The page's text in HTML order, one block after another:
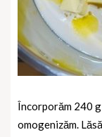
Încorporăm 240
omogenizăm.